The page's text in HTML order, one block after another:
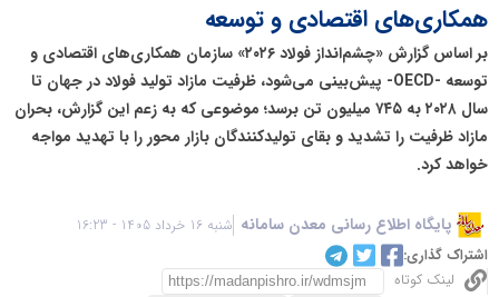
همکاری‌های اقتصادی و توسعه
بر اساس گزارش «چشم‌انداز فولاد ۲۰۲۶» سازمان همکاری‌های اقتصادی و
توسعه -OECD- پیش‌بینی می‌شود، ظرفیت مازاد تولید فولاد در جهان تا
سال ۲۰۲۸ به ۷۴۵ میلیون تن برسد؛ موضوعی که به زعم این گزارش، بحران
مازاد ظرفیت را تشدید و بقای تولیدکنندگان بازار محور را با تهدید مواجه
خواهد کرد.
پایگاه اطلاع رسانی معدن سامانه شنبه 16 خرداد 1405 - 16:23
اشتراک گذاری:
لینک کوتاه